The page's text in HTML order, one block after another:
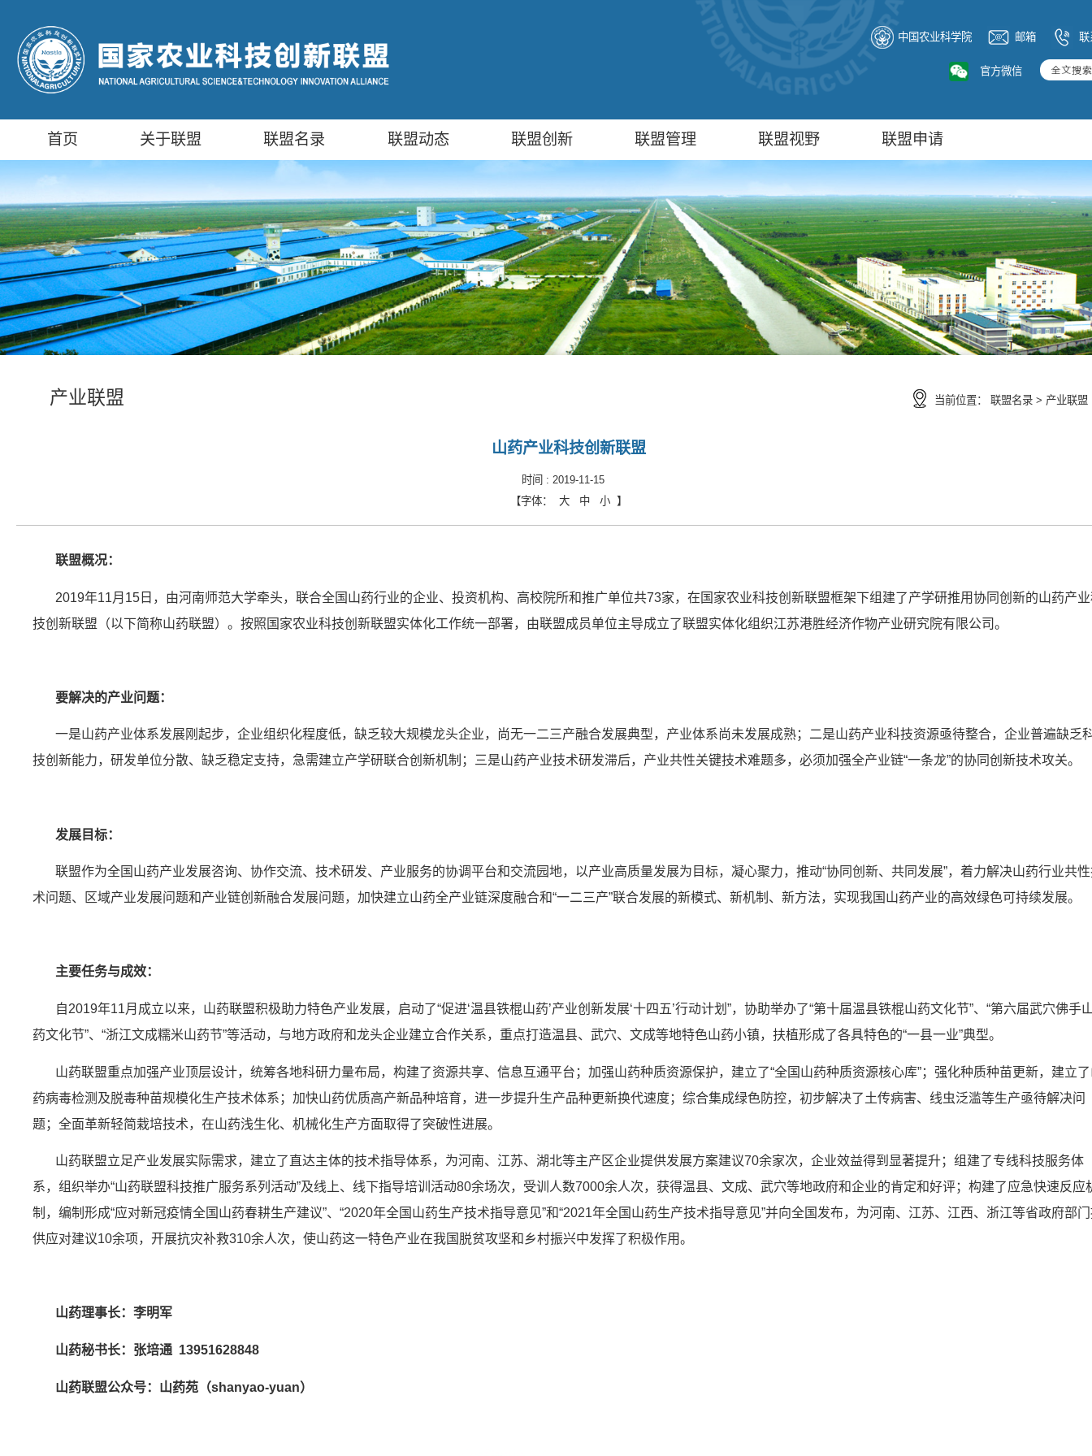
中国农业科学院 邮箱 联
官方微信
首页 关于联盟 联盟名录 联盟动态 联盟创新 联盟管理 联盟视野 联盟申请
产业联盟 当前位置： 联盟名录 > 产业联盟
山药产业科技创新联盟
时间 : 2019-11-15
【字体：
大 中 小 】
联盟概况：
2019年11月15日，由河南师范大学牵头，联合全国山药行业的企业、投资机构、高校院所和推广单位共73家，在国家农业科技创新联盟框架下组建了产学研推用协同创新的山药产
技创新联盟（以下简称山药联盟）。按照国家农业科技创新联盟实体化工作统一部署，由联盟成员单位主导成立了联盟实体化组织江苏港胜经济作物产业研究院有限公司。
要解决的产业问题：
一是山药产业体系发展刚起步，企业组织化程度低，缺乏较大规模龙头企业，尚无一二三产融合发展典型，产业体系尚未发展成熟；二是山药产业科技资源亟待整合，企业普遍缺乏
技创新能力，研发单位分散、缺乏稳定支持，急需建立产学研联合创新机制；三是山药产业技术研发滞后，产业共性关键技术难题多，必须加强全产业链“一条龙”的协同创新技术攻关。
发展目标：
联盟作为全国山药产业发展咨询、协作交流、技术研发、产业服务的协调平台和交流园地，以产业高质量发展为目标，凝心聚力，推动“协同创新、共同发展”，着力解决山药行业共
术问题、区域产业发展问题和产业链创新融合发展问题，加快建立山药全产业链深度融合和“一二三产”联合发展的新模式、新机制、新方法，实现我国山药产业的高效绿色可持续发展。
主要任务与成效：
自2019年11月成立以来，山药联盟积极助力特色产业发展，启动了“促进‘温县铁棍山药’产业创新发展‘十四五’行动计划”，协助举办了“第十届温县铁棍山药文化节”、“第六届武穴佛手
药文化节”、“浙江文成糯米山药节”等活动，与地方政府和龙头企业建立合作关系，重点打造温县、武穴、文成等地特色山药小镇，扶植形成了各具特色的“一县一业”典型。
山药联盟重点加强产业顶层设计，统筹各地科研力量布局，构建了资源共享、信息互通平台；加强山药种质资源保护，建立了“全国山药种质资源核心库”；强化种质种苗更新，建立
药病毒检测及脱毒种苗规模化生产技术体系；加快山药优质高产新品种培育，进一步提升生产品种更新换代速度；综合集成绿色防控，初步解决了土传病害、线虫泛滥等生产亟待解决问
题；全面革新轻简栽培技术，在山药浅生化、机械化生产方面取得了突破性进展。
山药联盟立足产业发展实际需求，建立了直达主体的技术指导体系，为河南、江苏、湖北等主产区企业提供发展方案建议70余家次，企业效益得到显著提升；组建了专线科技服务体
系，组织举办“山药联盟科技推广服务系列活动”及线上、线下指导培训活动80余场次，受训人数7000余人次，获得温县、文成、武穴等地政府和企业的肯定和好评；构建了应急快速反应
制，编制形成“应对新冠疫情全国山药春耕生产建议”、“2020年全国山药生产技术指导意见”和“2021年全国山药生产技术指导意见”并向全国发布，为河南、江苏、江西、浙江等省政府部
供应对建议10余项，开展抗灾补救310余人次，使山药这一特色产业在我国脱贫攻坚和乡村振兴中发挥了积极作用。
山药理事长：李明军
山药秘书长：张培通 13951628848
山药联盟公众号：山药苑（shanyao-yuan）